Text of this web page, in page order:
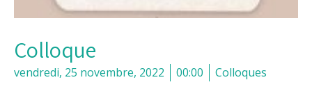
Colloque
vendredi, 25 novembre, 2022 00:00 Colloques